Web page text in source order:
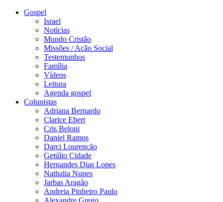
Gospel
Israel
Notícias
Mundo Cristão
Missões / Ação Social
Testemunhos
Família
Vídeos
Leitura
Agenda gospel
Colunistas
Adriana Bernardo
Clarice Ebert
Cris Beloni
Daniel Ramos
Darci Lourenção
Getúlio Cidade
Hernandes Dias Lopes
Nathalia Nunes
Jarbas Aragão
Andreia Pinheiro Paulo
Alexandre Grego